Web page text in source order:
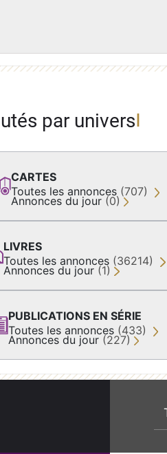
par univers
CARTES
Toutes les annonces (707)
Annonces du jour (0)
LIVRES
Toutes les annonces (36214)
Annonces du jour (1)
PUBLICATIONS EN SÉRIE
Toutes les annonces (433)
Annonces du jour (227)